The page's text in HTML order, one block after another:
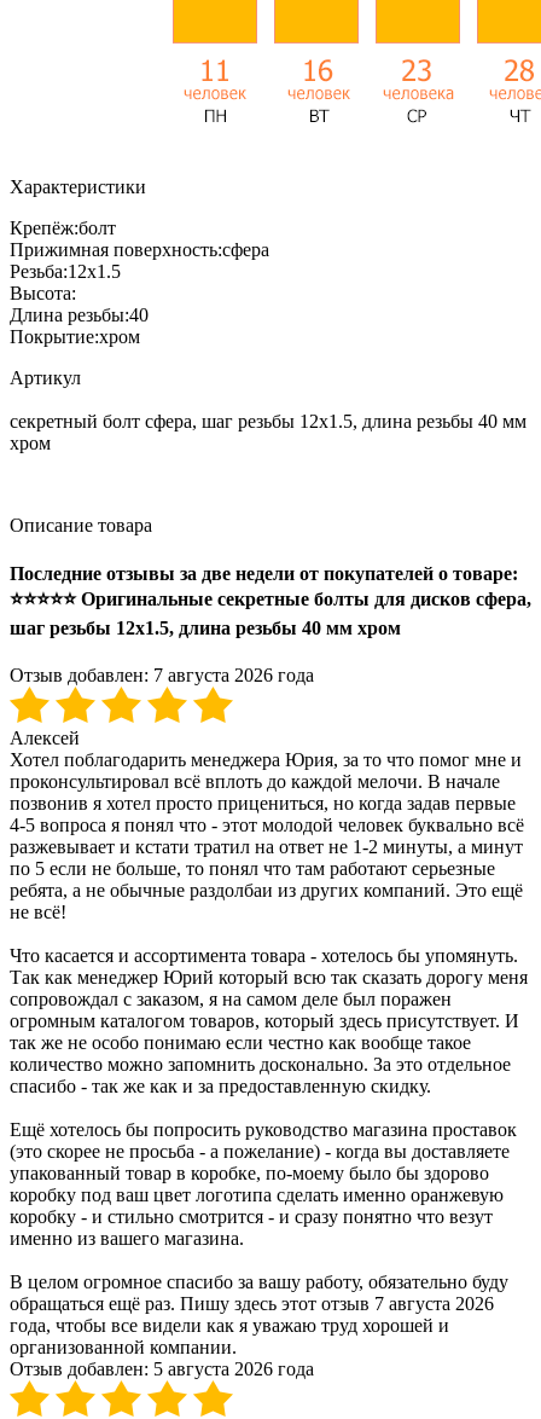
Характеристики
Крепёж:болт
Прижимная поверхность:сфера
Резьба:12x1.5
Высота:
Длина резьбы:40
Покрытие:хром
Артикул
секретный болт сфера, шаг резьбы 12x1.5, длина резьбы 40 мм
хром
Описание товара
Последние отзывы за две недели от покупателей о товаре:
⭐⭐⭐⭐⭐ Оригинальные секретные болты для дисков сфера,
шаг резьбы 12x1.5, длина резьбы 40 мм хром
Отзыв добавлен: 7 августа 2026 года
Алексей
Хотел поблагодарить менеджера Юрия, за то что помог мне и
проконсультировал всё вплоть до каждой мелочи. В начале
позвонив я хотел просто прицениться, но когда задав первые
4-5 вопроса я понял что - этот молодой человек буквально всё
разжевывает и кстати тратил на ответ не 1-2 минуты, а минут
по 5 если не больше, то понял что там работают серьезные
ребята, а не обычные раздолбаи из других компаний. Это ещё
не всё!
Что касается и ассортимента товара - хотелось бы упомянуть.
Так как менеджер Юрий который всю так сказать дорогу меня
сопровождал с заказом, я на самом деле был поражен
огромным каталогом товаров, который здесь присутствует. И
так же не особо понимаю если честно как вообще такое
количество можно запомнить досконально. За это отдельное
спасибо - так же как и за предоставленную скидку.
Ещё хотелось бы попросить руководство магазина проставок
(это скорее не просьба - а пожелание) - когда вы доставляете
упакованный товар в коробке, по-моему было бы здорово
коробку под ваш цвет логотипа сделать именно оранжевую
коробку - и стильно смотрится - и сразу понятно что везут
именно из вашего магазина.
В целом огромное спасибо за вашу работу, обязательно буду
обращаться ещё раз. Пишу здесь этот отзыв 7 августа 2026
года, чтобы все видели как я уважаю труд хорошей и
организованной компании.
Отзыв добавлен: 5 августа 2026 года